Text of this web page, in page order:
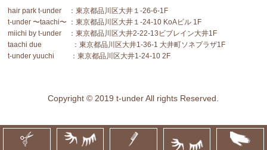
hair park t-under ：東京都品川区大井１-26-6-1F
t-under 〜taachi〜 ：東京都品川区大井１-24-10 KoAビル 1F
miichi by t-under ：東京都品川区大井2-22-13ビブレイン大井1F
taachi due ：東京都品川区大井1-36-1 大井町ソネプラザ1F
t-under yuuchi ：東京都品川区大井1-24-10 2F
Copyright © 2019 t-under All rights Reserved.